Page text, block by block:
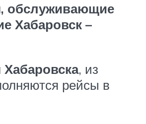
обслуживающие
Хабаровск –
, из
рейсы в